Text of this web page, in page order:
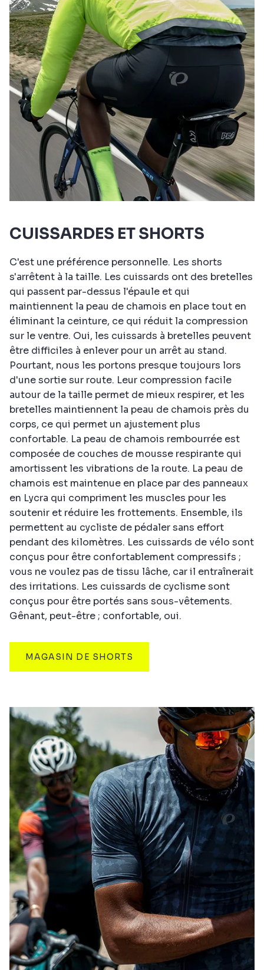
CUISSARDES ET SHORTS
C'est une préférence personnelle. Les shorts
s'arrêtent à la taille. Les cuissards ont des bretelles
qui passent par-dessus l'épaule et qui
maintiennent la peau de chamois en place tout en
éliminant la ceinture, ce qui réduit la compression
sur le ventre. Oui, les cuissards à bretelles peuvent
être difficiles à enlever pour un arrêt au stand.
Pourtant, nous les portons presque toujours lors
d'une sortie sur route. Leur compression facile
autour de la taille permet de mieux respirer, et les
bretelles maintiennent la peau de chamois près du
corps, ce qui permet un ajustement plus
confortable. La peau de chamois rembourrée est
composée de couches de mousse respirante qui
amortissent les vibrations de la route. La peau de
chamois est maintenue en place par des panneaux
en Lycra qui compriment les muscles pour les
soutenir et réduire les frottements. Ensemble, ils
permettent au cycliste de pédaler sans effort
pendant des kilomètres. Les cuissards de vélo sont
conçus pour être confortablement compressifs ;
vous ne voulez pas de tissu lâche, car il entraînerait
des irritations. Les cuissards de cyclisme sont
conçus pour être portés sans sous-vêtements.
Gênant, peut-être ; confortable, oui.
MAGASIN DE SHORTS